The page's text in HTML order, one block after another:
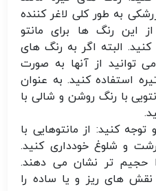
به طور کلی لاغر کننده
این رنگ ها برای مانتو
البته اگر به رنگ های
توانید از آنها به صورت
استفاده کنید. به عنوان
با رنگ روشن و شالی با
توجه کنید: از مانتوهایی با
و شلوغ خودداری کنید.
حجیم تر نشان می دهند.
نقش های ریز و یا ساده را